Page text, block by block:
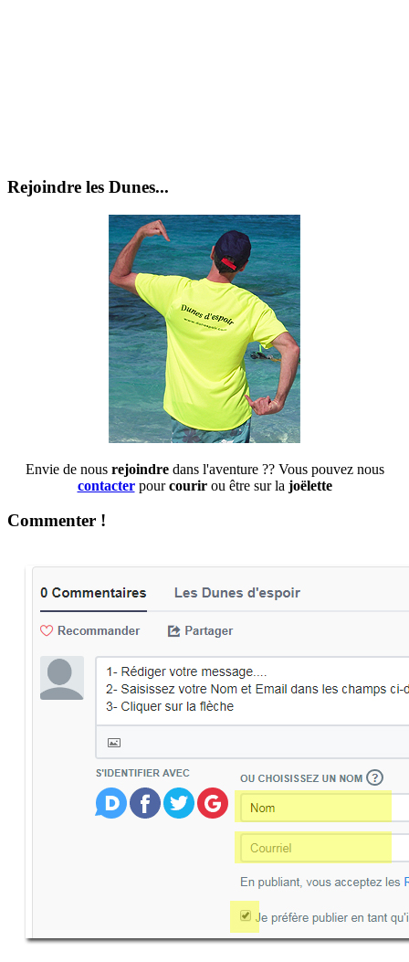
Rejoindre les Dunes...
Envie de nous rejoindre dans l'aventure ?? Vous pouvez nous
contacterpourcourir ou être sur la joëlette
Commenter !